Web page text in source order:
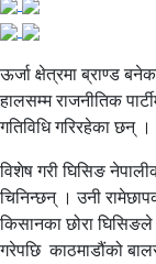
ऊर्जा क्षेत्रमा ब्राण्ड
हालसम्म राजनीतिक
गतिविधि गरिरहेका छन् ।
विशेष गरी घिसिङ
चिनिन्छन् । उनी
किसानका छोरा
गरेपछि काठमाडौंको